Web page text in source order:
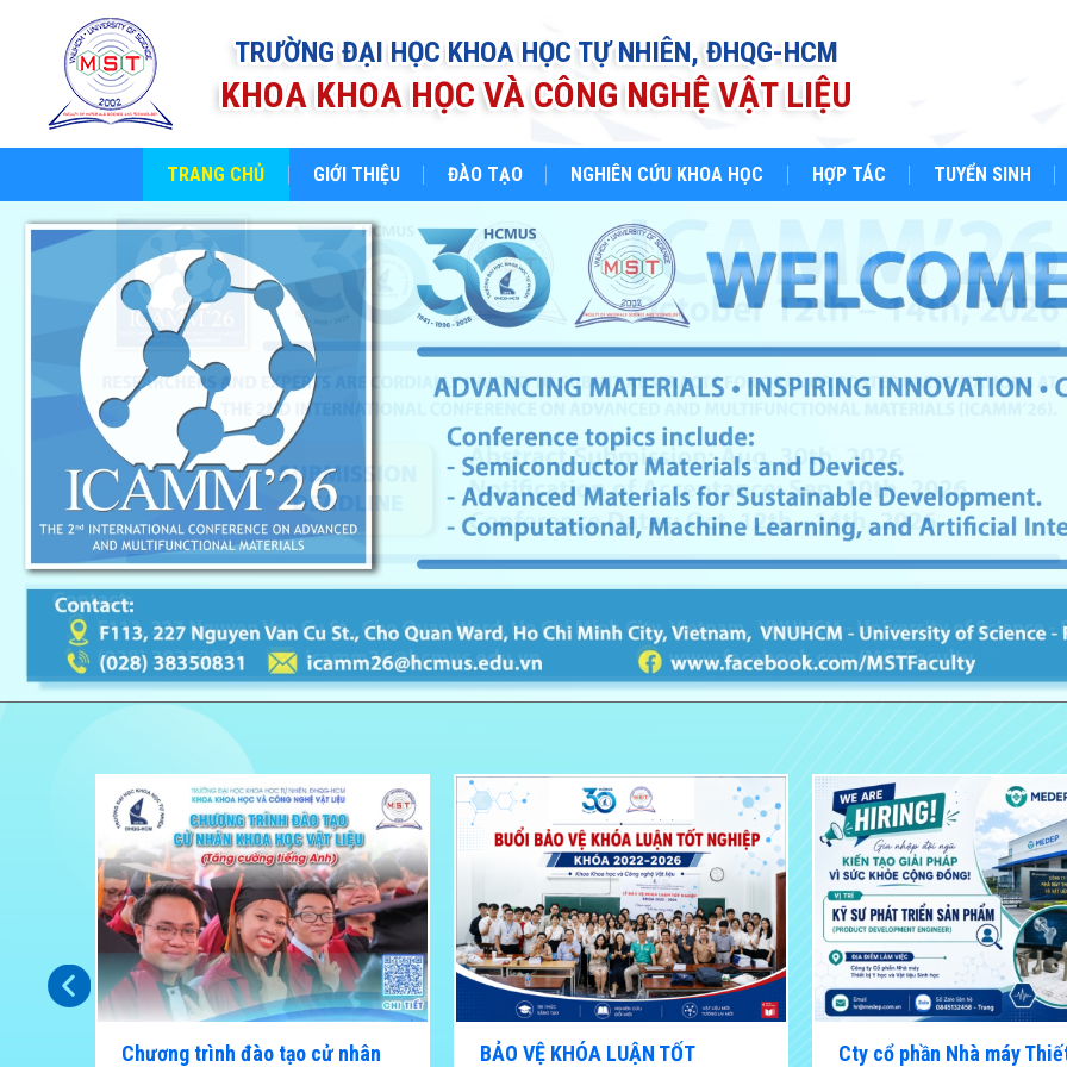
TRƯỜNG ĐẠI HỌC KHOA HỌC TỰ NHIÊN, ĐHQG-HCM
KHOA KHOA HỌC VÀ CÔNG NGHỆ VẬT LIỆU
TRANG CHỦ GIỚI THIỆU ĐÀO TẠO NGHIÊN CỨU KHOA HỌC HỢP TÁC TUYỂN SINH
Chương trình đào tạo cử nhân
BẢO VỆ KHÓA LUẬN TỐT
Cty cổ phần Nhà máy